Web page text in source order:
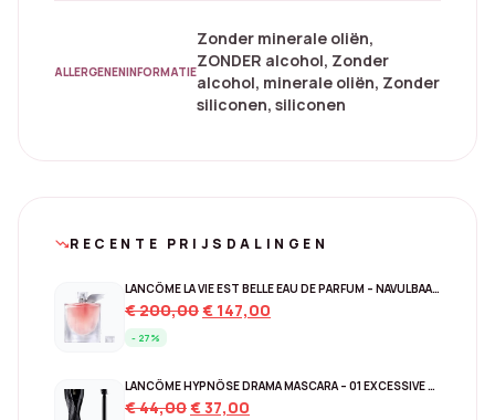
ALLERGENENINFORMATIE
Zonder minerale oliën,
ZONDER alcohol, Zonder
alcohol, minerale oliën, Zonder
siliconen, siliconen
trending_downRECENTE PRIJSDALINGEN
LANCÔME LA VIE EST BELLE EAU DE PARFUM – NAVULBAAR 150 ML
€200,00Original
€ 200,00.
€ 147,00
- 27%
LANCÔME HYPNÔSE DRAMA MASCARA – 01 EXCESSIVE BLACK
€44,00Original
€37,00